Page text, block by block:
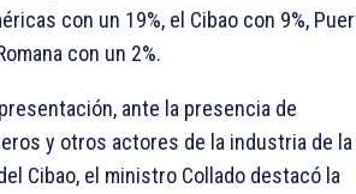
con un 19%, el Cibao con 9%,
con un 2%.
ante la presencia de
y otros actores de la industria de la
Cibao, el ministro Collado destacó la